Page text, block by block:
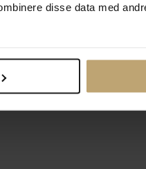
disse data med
Ændr cookie-